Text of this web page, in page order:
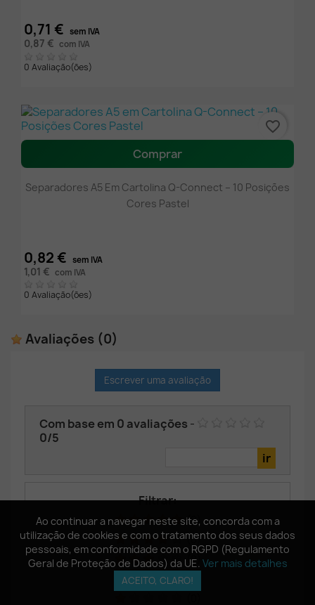
Ao continuar a navegar neste site, concorda com a
utilização de cookies e com o tratamento dos seus dados
pessoais, em conformidade com o RGPD (Regulamento
Geral de Proteção de Dados) da UE. Ver mais detalhes
ACEITO, CLARO!
0,71 € sem IVA
0,87 € com IVA
0 Avaliação(ões)
Comprar
Separadores A5 Em Cartolina Q-Connect – 10 Posições
Cores Pastel
0,82 € sem IVA
1,01 € com IVA
0 Avaliação(ões)
favorite_border
Avaliações (0)
Escrever uma avaliação
Com base em 0 avaliações -
0/5
Filtrar:
(0)
(0)
(0)
(0)
Ao continuar a navegar neste site, concorda com a
utilização de cookies e com o tratamento dos seus dados
pessoais, em conformidade com o RGPD (Regulamento
Geral de Proteção de Dados) da UE. Ver mais detalhes
ACEITO, CLARO!